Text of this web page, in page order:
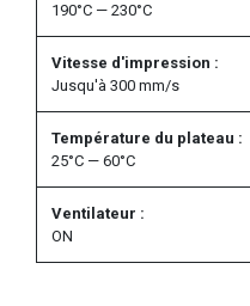
190°C — 230°C
Vitesse d'impression :
Jusqu'à 300 mm/s
Température du plateau :
25°C — 60°C
Ventilateur :
ON